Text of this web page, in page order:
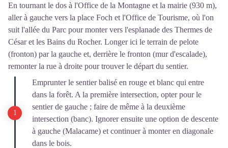
En tournant le dos à l'Office de la Montagne et la mairie (930 m),
aller à gauche vers la place Foch et l'Office de Tourisme, où l'on
suit l'allée du Parc pour monter vers l'esplanade des Thermes de
César et les Bains du Rocher. Longer ici le terrain de pelote
(fronton) par la gauche et, derrière le fronton (mur d'escalade),
remonter la rue à droite pour trouver le départ du sentier.
Emprunter le sentier balisé en rouge et blanc qui entre
dans la forêt. A la première intersection, opter pour le
sentier de gauche ; faire de même à la deuxième
intersection (banc). Ignorer ensuite une option de descente
à gauche (Malacame) et continuer à monter en diagonale
dans le bois.